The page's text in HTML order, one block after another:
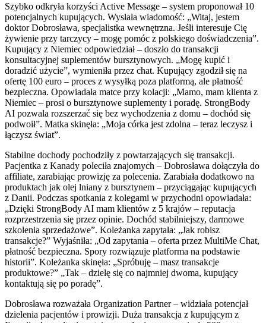
Szybko odkryła korzyści Active Message – system proponował 10
potencjalnych kupujących. Wysłała wiadomość: „Witaj, jestem
doktor Dobrosława, specjalistka wewnętrzna. Jeśli interesuje Cię
żywienie przy tarczycy – mogę pomóc z polskiego doświadczenia”.
Kupujący z Niemiec odpowiedział – doszło do transakcji
konsultacyjnej suplementów bursztynowych. „Mogę kupić i
doradzić użycie”, wymieniła przez chat. Kupujący zgodził się na
ofertę 100 euro – proces z wysyłką poza platformą, ale płatność
bezpieczna. Opowiadała matce przy kolacji: „Mamo, mam klienta z
Niemiec – prosi o bursztynowe suplementy i poradę. StrongBody
AI pozwala rozszerzać się bez wychodzenia z domu – dochód się
podwoił”. Matka skinęła: „Moja córka jest zdolna – teraz leczysz i
łączysz świat”.
Stabilne dochody pochodziły z powtarzających się transakcji.
Pacjentka z Kanady poleciła znajomych – Dobrosława dołączyła do
affiliate, zarabiając prowizję za polecenia. Zarabiała dodatkowo na
produktach jak olej lniany z bursztynem – przyciągając kupujących
z Danii. Podczas spotkania z kolegami w przychodni opowiadała:
„Dzięki StrongBody AI mam klientów z 5 krajów – reputacja
rozprzestrzenia się przez opinie. Dochód stabilniejszy, darmowe
szkolenia sprzedażowe”. Koleżanka zapytała: „Jak robisz
transakcje?” Wyjaśniła: „Od zapytania – oferta przez MultiMe Chat,
płatność bezpieczna. Spory rozwiązuje platforma na podstawie
historii”. Koleżanka skinęła: „Spróbuję – masz transakcje
produktowe?” „Tak – dzielę się co najmniej dwoma, kupujący
kontaktują się po poradę”.
Dobrosława rozważała Organization Partner – widziała potencjał
dzielenia pacjentów i prowizji. Duża transakcja z kupującym z